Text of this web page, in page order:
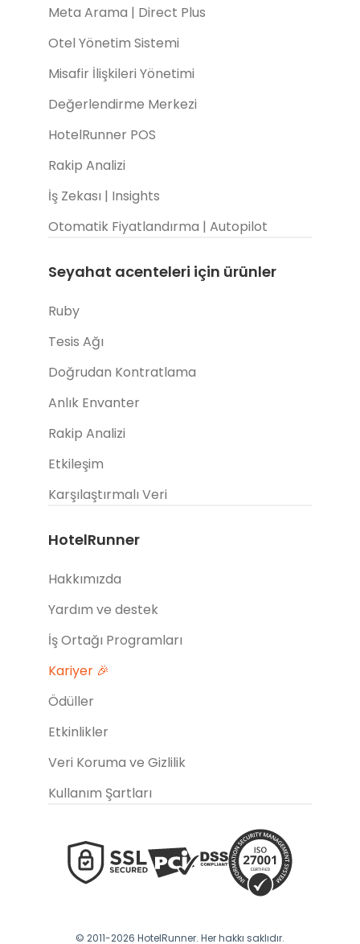
Meta Arama | Direct Plus
Otel Yönetim Sistemi
Misafir İlişkileri Yönetimi
Değerlendirme Merkezi
HotelRunner POS
Rakip Analizi
İş Zekası | Insights
Otomatik Fiyatlandırma | Autopilot
Seyahat acenteleri için ürünler
Ruby
Tesis Ağı
Doğrudan Kontratlama
Anlık Envanter
Rakip Analizi
Etkileşim
Karşılaştırmalı Veri
HotelRunner
Hakkımızda
Yardım ve destek
İş Ortağı Programları
Kariyer 🎉
Ödüller
Etkinlikler
Veri Koruma ve Gizlilik
Kullanım Şartları
© 2011-2026 HotelRunner. Her hakkı saklıdır.